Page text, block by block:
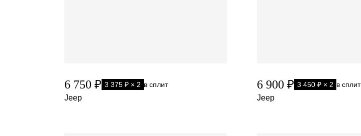
6 750 ₽ 3 375 ₽ × 2 в сплит
Jeep
6 900 ₽ 3 450 ₽ × 2 в сплит
Jeep